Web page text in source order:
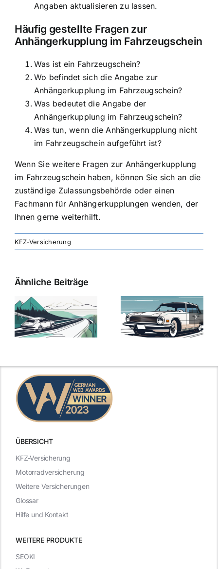
Angaben aktualisieren zu lassen.
Häufig gestellte Fragen zur
Anhängerkupplung im Fahrzeugschein
Was ist ein Fahrzeugschein?
Wo befindet sich die Angabe zur
Anhängerkupplung im Fahrzeugschein?
Was bedeutet die Angabe der
Anhängerkupplung im Fahrzeugschein?
Was tun, wenn die Anhängerkupplung nicht
im Fahrzeugschein aufgeführt ist?
Wenn Sie weitere Fragen zur Anhängerkupplung
im Fahrzeugschein haben, können Sie sich an die
zuständige Zulassungsbehörde oder einen
Fachmann für Anhängerkupplungen wenden, der
Ihnen gerne weiterhilft.
KFZ-Versicherung
Ähnliche Beiträge
Versicherung:
Günstige Kfz-
Versicherungstarife
mit Top-
Kfz-
Die besten
Angebote im
ÜBERSICHT
WEITERE PRODUKTE
KFZ-Versicherung
Motorradversicherung
Weitere Versicherungen
Glossar
Hilfe und Kontakt
SEOKI